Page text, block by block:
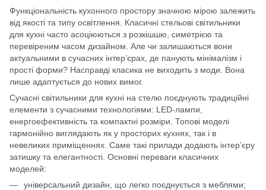
Функціональність кухонного простору значною мірою залежить
від якості та типу освітлення. Класичні стельові світильники
для кухні часто асоціюються з розкішшю, симетрією та
перевіреним часом дизайном. Але чи залишаються вони
актуальними в сучасних інтер’єрах, де панують мінімалізм і
прості форми? Насправді класика не виходить з моди. Вона
лише адаптується до нових вимог.
Сучасні світильники для кухні на стелю поєднують традиційні
елементи з сучасними технологіями: LED-лампи,
енергоефективність та компактні розміри. Топові моделі
гармонійно виглядають як у просторих кухнях, так і в
невеликих приміщеннях. Саме такі прилади додають інтер’єру
затишку та елегантності. Основні переваги класичних
моделей:
універсальний дизайн, що легко поєднується з меблями;